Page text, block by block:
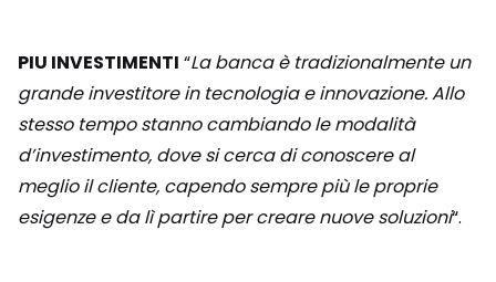
PIU INVESTIMENTI “La banca è tradizionalmente un
grande investitore in tecnologia e innovazione. Allo
stesso tempo stanno cambiando le modalità
d’investimento, dove si cerca di conoscere al
meglio il cliente, capendo sempre più le proprie
esigenze e da lì partire per creare nuove soluzioni“.